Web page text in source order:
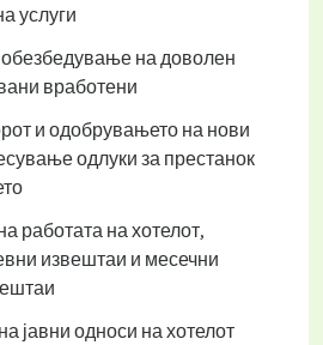
услуги
на доволен
вработени
и одобрувањето на нови
одлуки за престанок
работата на хотелот,
извештаи и месечни
јавни односи на хотелот